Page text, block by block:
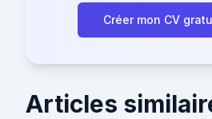
Créer mon CV
Articles